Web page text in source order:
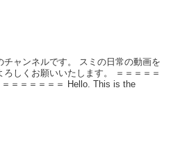
ャンネルです。 スミの日常の動画を
しくお願いいたします。 ＝＝＝＝＝
＝＝＝＝＝＝ Hello. This is the